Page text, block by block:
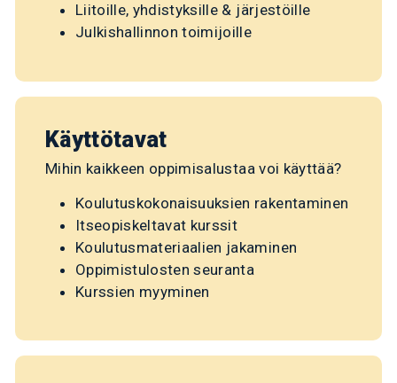
Liitoille, yhdistyksille & järjestöille
Julkishallinnon toimijoille
Käyttötavat
Mihin kaikkeen oppimisalustaa voi käyttää?
Koulutuskokonaisuuksien rakentaminen
Itseopiskeltavat kurssit
Koulutusmateriaalien jakaminen
Oppimistulosten seuranta
Kurssien myyminen